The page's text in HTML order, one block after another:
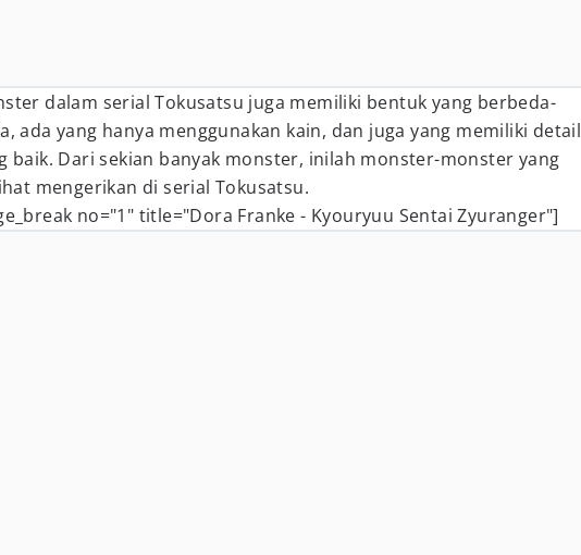
dalam serial Tokusatsu juga memiliki bentuk yang berbeda-
ada yang hanya menggunakan kain, dan juga yang memiliki detail
baik. Dari sekian banyak monster, inilah monster-monster yang
mengerikan di serial Tokusatsu.
no="1" title="Dora Franke - Kyouryuu Sentai Zyuranger"]